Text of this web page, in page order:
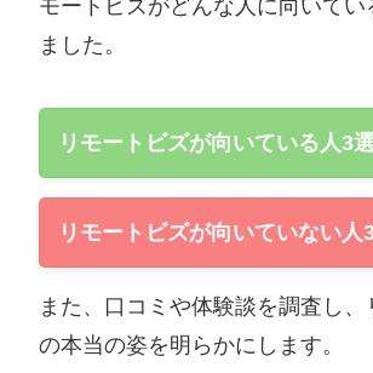
モートビズがどんな人に向いてい
ました。
リモートビズが向いている人3選
自分に合った案件をじっ
リモートワーカーとして
たい
リモートビズが向いていない人
とにかく早く案件を見つけ
また、口コミや体験談を調査し
の本当の姿を明らかにします。